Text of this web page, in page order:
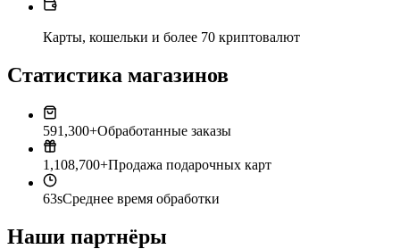
Карты, кошельки и более 70 криптовалют
Статистика магазинов
591,300+Обработанные заказы
1,108,700+Продажа подарочных карт
63sСреднее время обработки
Наши партнёры